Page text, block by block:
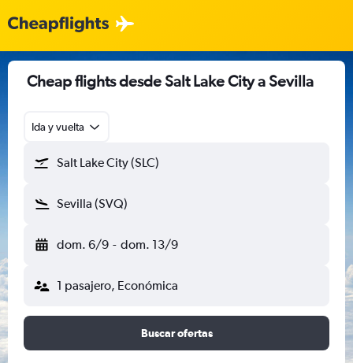
Cheap flights desde Salt Lake City a Sevilla
Ida y vuelta
Salt Lake City (SLC)
Sevilla (SVQ)
dom. 6/9 - dom. 13/9
1 pasajero, Económica
Buscar ofertas